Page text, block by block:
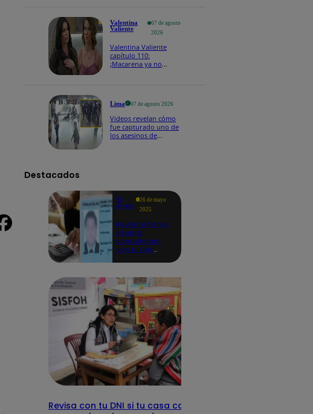
Valentina
Valiente
07 de agosto
2026
Valentina Valiente
capítulo 110:
¡Macarena ya no
Lima 07 de agosto 2026
Videos revelan cómo
fue capturado uno de
los asesinos de
Destacados
Te
ayudo
26 de mayo
2025
Revisa si tienes
deudas
consultando
con tu DNI:
Revisa con tu DNI si tu casa califica